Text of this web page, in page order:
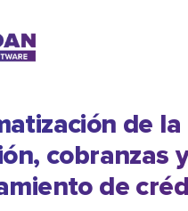
de la
cobranzas
de